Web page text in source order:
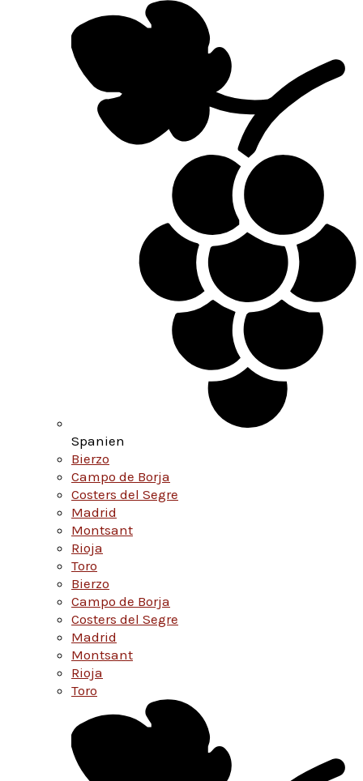
Spanien
Bierzo
Campo de Borja
Costers del Segre
Madrid
Montsant
Rioja
Toro
Bierzo
Campo de Borja
Costers del Segre
Madrid
Montsant
Rioja
Toro